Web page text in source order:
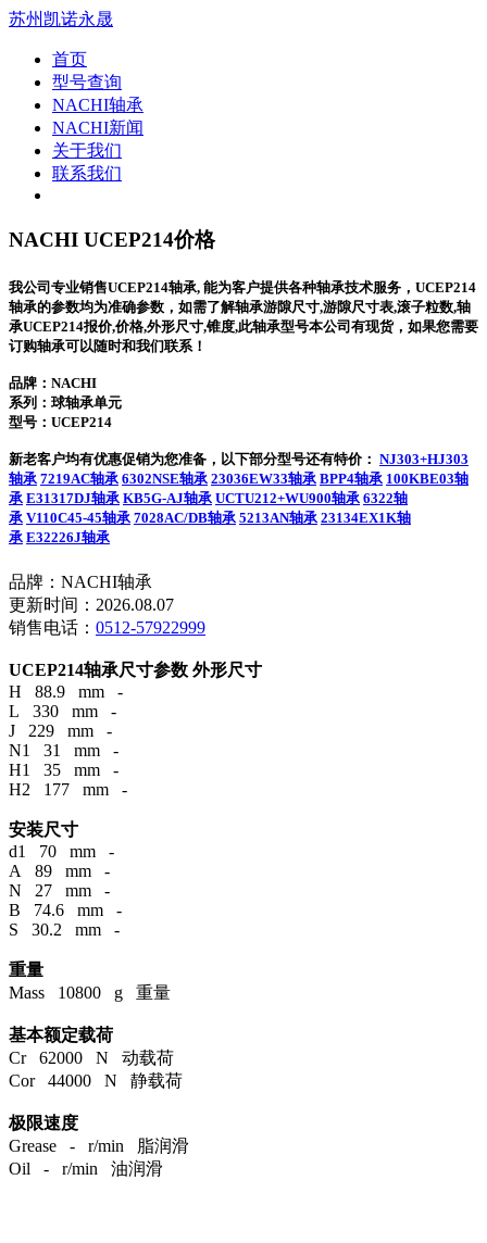
苏州凯诺永晟
首页
型号查询
NACHI轴承
NACHI新闻
关于我们
联系我们
NACHI UCEP214价格
我公司专业销售UCEP214轴承, 能为客户提供各种轴承技术服务，UCEP214
轴承的参数均为准确参数，如需了解轴承游隙尺寸,游隙尺寸表,滚子粒数,轴
承UCEP214报价,价格,外形尺寸,锥度,此轴承型号本公司有现货，如果您需要
订购轴承可以随时和我们联系！
品牌：NACHI
系列：球轴承单元
型号： UCEP214
新老客户均有优惠促销为您准备，以下部分型号还有特价： NJ303+HJ303
轴承 7219AC轴承 6302NSE轴承 23036EW33轴承 BPP4轴承 100KBE03轴
承 E31317DJ轴承 KB5G-AJ轴承 UCTU212+WU900轴承 6322轴
承 V110C45-45轴承 7028AC/DB轴承 5213AN轴承 23134EX1K轴
承 E32226J轴承
品牌：NACHI轴承
更新时间：2026.08.07
销售电话： 0512-57922999
UCEP214轴承尺寸参数 外形尺寸
H 88.9 mm -
L 330 mm -
J 229 mm -
N1 31 mm -
H1 35 mm -
H2 177 mm -
安装尺寸
d1 70 mm -
A 89 mm -
N 27 mm -
B 74.6 mm -
S 30.2 mm -
重量
Mass 10800 g 重量
基本额定载荷
Cr 62000 N 动载荷
Cor 44000 N 静载荷
极限速度
Grease - r/min 脂润滑
Oil - r/min 油润滑